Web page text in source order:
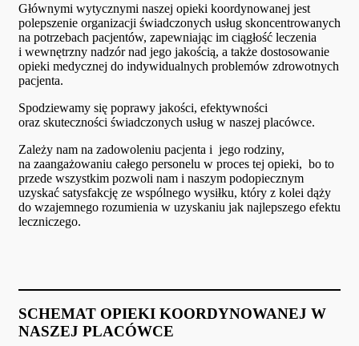
Głównymi wytycznymi naszej opieki koordynowanej jest
polepszenie organizacji świadczonych usług skoncentrowanych
na potrzebach pacjentów, zapewniając im ciągłość leczenia
i wewnętrzny nadzór nad jego jakością, a także dostosowanie
opieki medycznej do indywidualnych problemów zdrowotnych
pacjenta.
Spodziewamy się poprawy jakości, efektywności
oraz skuteczności świadczonych usług w naszej placówce.
Zależy nam na zadowoleniu pacjenta i jego rodziny,
na zaangażowaniu całego personelu w proces tej opieki, bo to
przede wszystkim pozwoli nam i naszym podopiecznym
uzyskać satysfakcję ze wspólnego wysiłku, który z kolei dąży
do wzajemnego rozumienia w uzyskaniu jak najlepszego efektu
leczniczego.
SCHEMAT OPIEKI KOORDYNOWANEJ W
NASZEJ PLACÓWCE